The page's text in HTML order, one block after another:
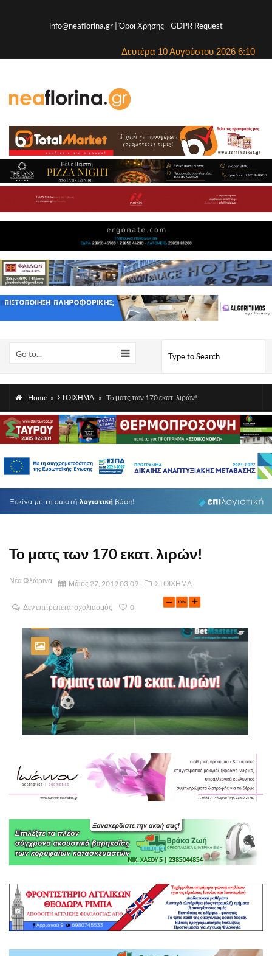
info@neaflorina.gr |Όροι Χρήσης- GDPR Request
Δευτέρα 10 Αυγούστου 2026 6:10
Go to...
Home » ΣΤΟΙΧΗΜΑ » To ματς των 170 εκατ. λιρών!
To ματς των 170 εκατ. λιρών!
Νέα Φλώρινα Μάιος 27, 2019 03:09 ΣΤΟΙΧΗΜΑ
Δεν επιτρέπεται σχολιασμός 0